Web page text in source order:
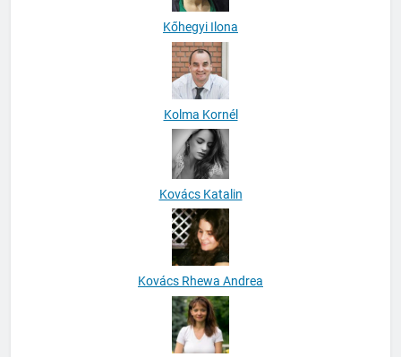
Kőhegyi Ilona
Kolma Kornél
Kovács Katalin
Kovács Rhewa Andrea